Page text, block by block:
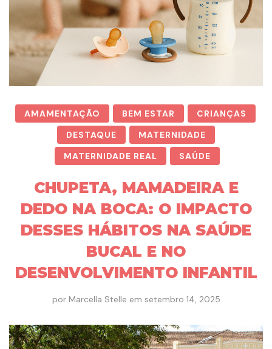
AMAMENTAÇÃO BEM ESTAR
CRIANÇAS
DESTAQUE
MATERNIDADE
MATERNIDADE REAL
SAÚDE
CHUPETA, MAMADEIRA E
DEDO NA BOCA: O IMPACTO
DESSES HÁBITOS NA SAÚDE
BUCAL E NO
DESENVOLVIMENTO INFANTIL
por Marcella Stelle em setembro 14, 2025